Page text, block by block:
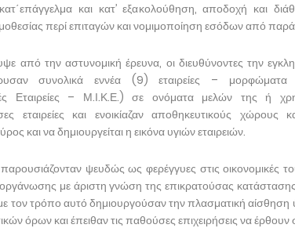
και κατ’ εξακολούθηση, αποδοχή και
περί επιταγών και νομιμοποίηση εσόδων από
από την αστυνομική έρευνα, οι διευθύνοντες την
συνολικά εννέα (9) εταιρείες – μορφώματα
Εταιρείες – Μ.Ι.Κ.Ε.) σε ονόματα μελών της ή
εταιρείες και ενοικίαζαν αποθηκευτικούς χώρους
και να δημιουργείται η εικόνα υγιών εταιρειών.
ψευδώς ως φερέγγυες στις οικονομικές
οργάνωσης με άριστη γνώση της επικρατούσας
τον τρόπο αυτό δημιουργούσαν την πλασματική
όρων και έπειθαν τις παθούσες επιχειρήσεις να